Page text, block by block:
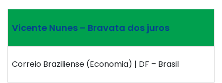
Vicente Nunes – Bravata dos juros
Correio Braziliense (Economia) | DF – Brasil